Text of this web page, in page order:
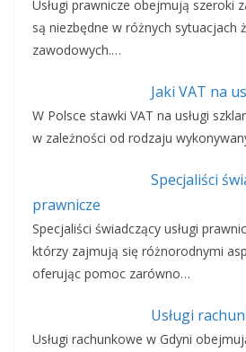
Usługi prawnicze obejmują szeroki
są niezbędne w różnych sytuacjach
zawodowych.…
Jaki VAT na
W Polsce stawki VAT na usługi
w zależności od rodzaju
Specjaliści
prawnicze
Specjaliści świadczący usługi
którzy zajmują się różnorodnymi
oferując pomoc zarówno…
Usługi
Usługi rachunkowe w Gdyni